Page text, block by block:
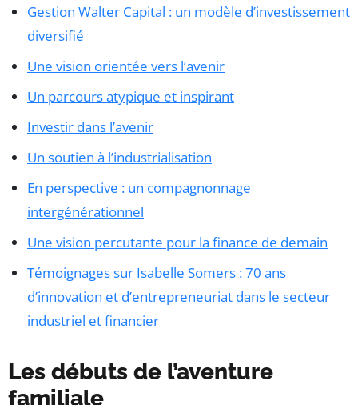
Gestion Walter Capital : un modèle d’investissement
diversifié
Une vision orientée vers l’avenir
Un parcours atypique et inspirant
Investir dans l’avenir
Un soutien à l’industrialisation
En perspective : un compagnonnage
intergénérationnel
Une vision percutante pour la finance de demain
Témoignages sur Isabelle Somers : 70 ans
d’innovation et d’entrepreneuriat dans le secteur
industriel et financier
Les débuts de l’aventure
familiale